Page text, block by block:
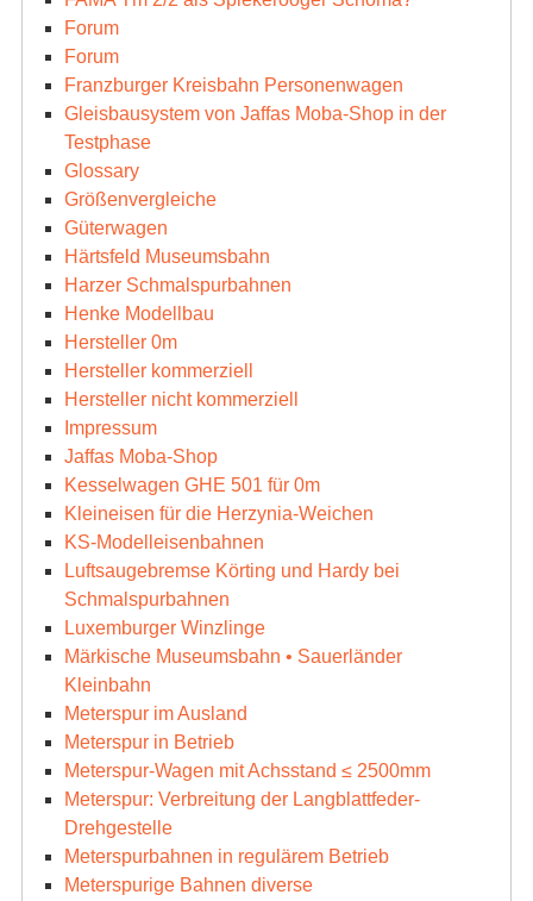
Forum
Forum
Franzburger Kreisbahn Personenwagen
Gleisbausystem von Jaffas Moba-Shop in der
Testphase
Glossary
Größenvergleiche
Güterwagen
Härtsfeld Museumsbahn
Harzer Schmalspurbahnen
Henke Modellbau
Hersteller 0m
Hersteller kommerziell
Hersteller nicht kommerziell
Impressum
Jaffas Moba-Shop
Kesselwagen GHE 501 für 0m
Kleineisen für die Herzynia-Weichen
KS-Modelleisenbahnen
Luftsaugebremse Körting und Hardy bei
Schmalspurbahnen
Luxemburger Winzlinge
Märkische Museumsbahn • Sauerländer
Kleinbahn
Meterspur im Ausland
Meterspur in Betrieb
Meterspur-Wagen mit Achsstand ≤ 2500mm
Meterspur: Verbreitung der Langblattfeder-
Drehgestelle
Meterspurbahnen in regulärem Betrieb
Meterspurige Bahnen diverse